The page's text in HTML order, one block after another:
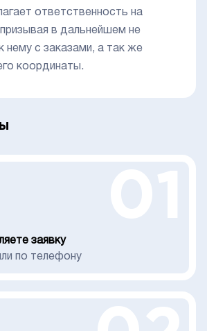
ответственность на
призывая в дальнейшем не
нему с заказами, а так же
координаты.
заявку
по телефону